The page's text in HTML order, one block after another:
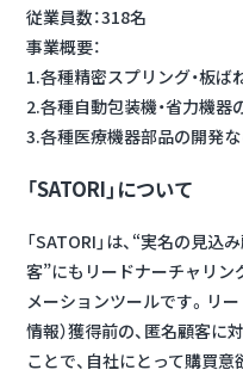
従業員数：318名
事業概要：
1.各種精密スプリング・板
2.各種自動包装機・省力機
3.各種医療機器部品の開発
「SATORI」について
「SATORI」は、“実名の見
客”にもリードナーチャリン
メーションツールです。リ
情報）獲得前の、匿名顧客
ことで、自社にとって購買